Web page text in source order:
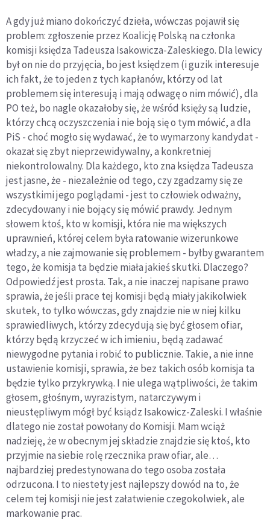
A gdy już miano dokończyć dzieła, wówczas pojawił się
problem: zgłoszenie przez Koalicję Polską na członka
komisji księdza Tadeusza Isakowicza-Zaleskiego. Dla lewicy
był on nie do przyjęcia, bo jest księdzem (i guzik interesuje
ich fakt, że to jeden z tych kapłanów, którzy od lat
problemem się interesują i mają odwagę o nim mówić), dla
PO też, bo nagle okazałoby się, że wśród księży są ludzie,
którzy chcą oczyszczenia i nie boją się o tym mówić, a dla
PiS - choć mogło się wydawać, że to wymarzony kandydat -
okazał się zbyt nieprzewidywalny, a konkretniej
niekontrolowalny. Dla każdego, kto zna księdza Tadeusza
jest jasne, że - niezależnie od tego, czy zgadzamy się ze
wszystkimi jego poglądami - jest to człowiek odważny,
zdecydowany i nie bojący się mówić prawdy. Jednym
słowem ktoś, kto w komisji, która nie ma większych
uprawnień, której celem była ratowanie wizerunkowe
władzy, a nie zajmowanie się problemem - byłby gwarantem
tego, że komisja ta będzie miała jakieś skutki. Dlaczego?
Odpowiedź jest prosta. Tak, a nie inaczej napisane prawo
sprawia, że jeśli prace tej komisji będą miały jakikolwiek
skutek, to tylko wówczas, gdy znajdzie nie w niej kilku
sprawiedliwych, którzy zdecydują się być głosem ofiar,
którzy będą krzyczeć w ich imieniu, będą zadawać
niewygodne pytania i robić to publicznie. Takie, a nie inne
ustawienie komisji, sprawia, że bez takich osób komisja ta
będzie tylko przykrywką. I nie ulega wątpliwości, że takim
głosem, głośnym, wyrazistym, natarczywym i
nieustępliwym mógł być ksiądz Isakowicz-Zaleski. I właśnie
dlatego nie został powołany do Komisji. Mam wciąż
nadzieję, że w obecnym jej składzie znajdzie się ktoś, kto
przyjmie na siebie rolę rzecznika praw ofiar, ale…
najbardziej predestynowana do tego osoba została
odrzucona. I to niestety jest najlepszy dowód na to, że
celem tej komisji nie jest załatwienie czegokolwiek, ale
markowanie prac.